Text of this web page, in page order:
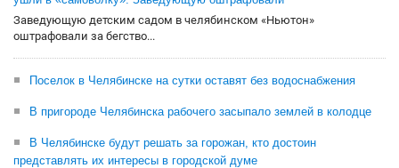
Заведующую детским садом в челябинском «Ньютон»
оштрафовали за бегство...
Поселок в Челябинске на сутки оставят без водоснабжения
В пригороде Челябинска рабочего засыпало землей в колодце
В Челябинске будут решать за горожан, кто достоин
представлять их интересы в городской думе